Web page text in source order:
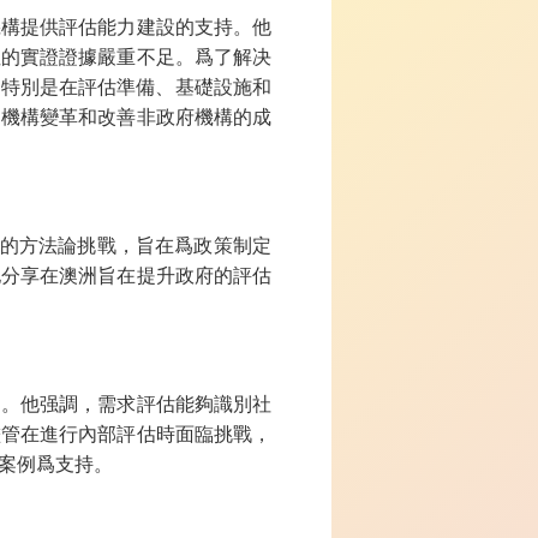
提供評估能力建設的支持。他
實證證據嚴重不足。爲了解决
別是在評估準備、基礎設施和
構變革和改善非政府機構的成
方法論挑戰，旨在爲政策制定
享在澳洲旨在提升政府的評估
他强調，需求評估能夠識別社
在進行內部評估時面臨挑戰，
例爲支持。